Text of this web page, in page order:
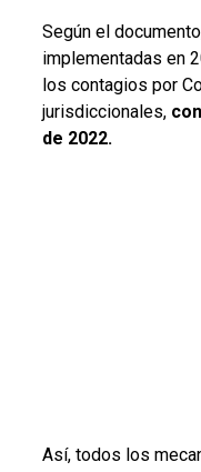
Según el
implementadas en
los contagios por
jurisdiccionales,
de 2022.
Así, todos los